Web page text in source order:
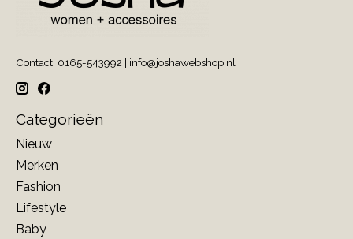
Contact: 0165-543992 | info@joshawebshop.nl
Categorieën
Nieuw
Merken
Fashion
Lifestyle
Baby